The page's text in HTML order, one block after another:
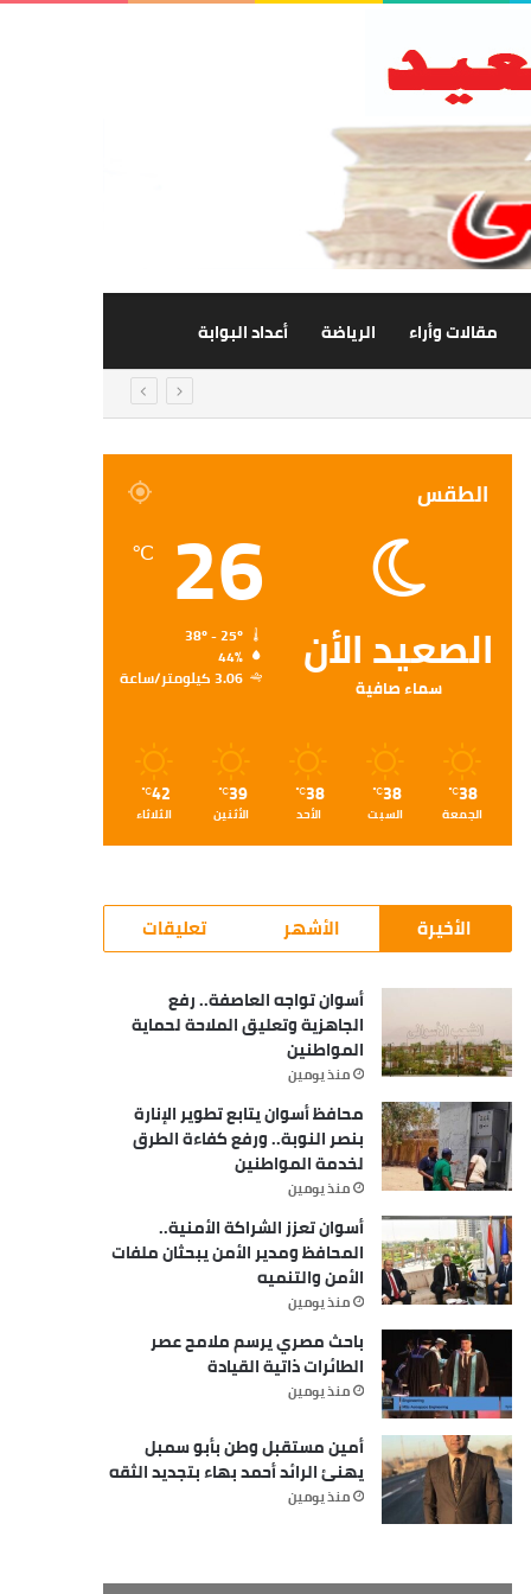
مقالات وأراء الرياضة أعداد البوابة
الطقس
الصعيد الأن
سماء صافية
26
℃
44%
3.06 كيلومتر/ساعة
38
℃
الجمعة
38
℃
السبت
38
℃
الأحد
39
℃
الأثنين
42
℃
الثلاثاء
الأخيرة الأشهر تعليقات
أسوان تواجه العاصفة.. رفع
الجاهزية وتعليق الملاحة لحماية
المواطنين
منذ يومين
محافظ أسوان يتابع تطوير الإنارة
بنصر النوبة.. ورفع كفاءة الطرق
لخدمة المواطنين
منذ يومين
أسوان تعزز الشراكة الأمنية..
المحافظ ومدير الأمن يبحثان ملفات
الأمن والتنميه
منذ يومين
باحث مصري يرسم ملامح عصر
الطائرات ذاتية القيادة
منذ يومين
أمين مستقبل وطن بأبو سمبل
يهنئ الرائد أحمد بهاء بتجديد الثقه
منذ يومين